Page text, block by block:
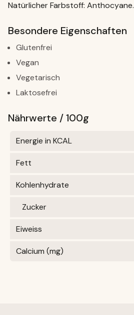
Natürlicher Farbstoff: Anthocyane.
Besondere Eigenschaften
Glutenfrei
Vegan
Vegetarisch
Laktosefrei
Nährwerte / 100g
Energie in KCAL
Fett
Kohlenhydrate
Zucker
Eiweiss
Calcium (mg)